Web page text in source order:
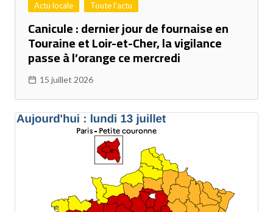
Actu locale Toute l'actu
Canicule : dernier jour de fournaise en
Touraine et Loir-et-Cher, la vigilance
passe à l’orange ce mercredi
15 juillet 2026